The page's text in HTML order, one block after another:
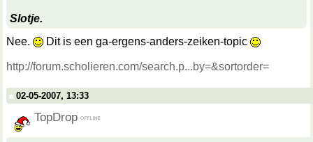
Slotje.
Nee.
Dit is een ga-ergens-anders-zeiken-topic
http://forum.scholieren.com/search.p...by=&sortorder=
02-05-2007, 13:33
TopDrop